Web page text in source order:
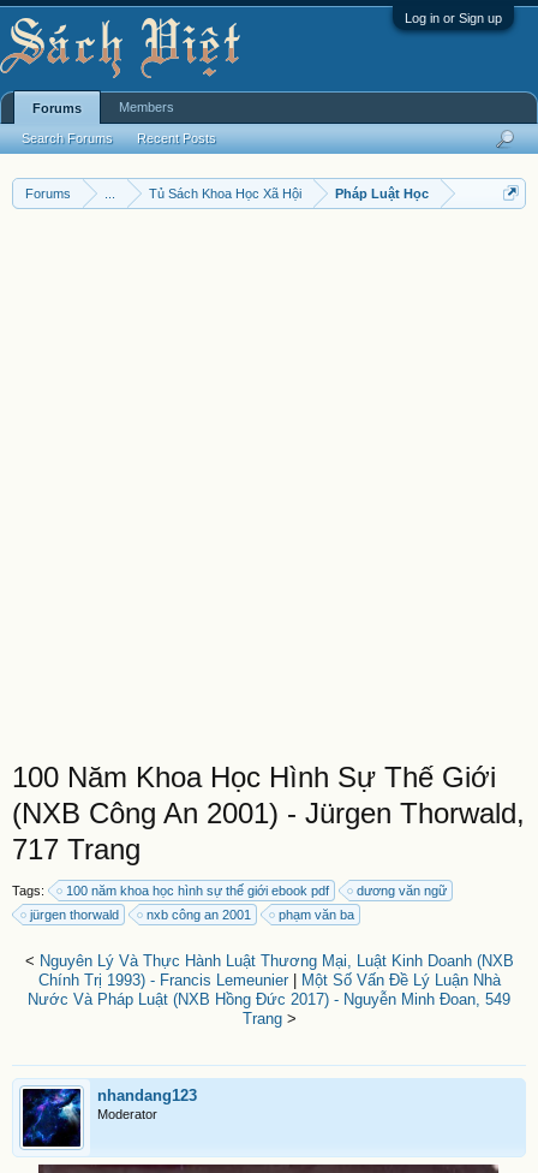
Log in or Sign up
Forums Tủ Sách Khoa Học Xã Hội Pháp Luật Học
100 Năm Khoa Học Hình Sự Thế Giới
(NXB Công An 2001) - Jürgen Thorwald,
717 Trang
Tags: 100 năm khoa học hình sự thế giới ebook pdf
dương văn ngữ
jürgen thorwald
nxb công an 2001 phạm văn ba
< Nguyên Lý Và Thực Hành Luật Thương Mại, Luật Kinh Doanh (NXB
Chính Trị 1993) - Francis Lemeunier|
Một Số Vấn Đề Lý Luận Nhà
Nước Và Pháp Luật (NXB Hồng Đức 2017) - Nguyễn Minh Đoan, 549
Trang>
nhandang123
Moderator
Forums
Search Forums Recent Posts
Members